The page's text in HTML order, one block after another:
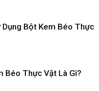
Dụng Bột Kem Béo Thực
Béo Thực Vật Là Gì?